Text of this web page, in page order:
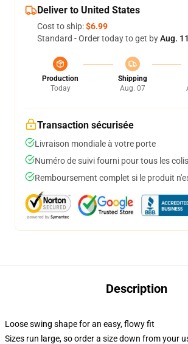
Deliver to United States
Cost to ship:$6.99
Standard - Order today to get byAug.
Production
Today
Shipping
Aug. 07
Transaction sécurisée
Livraison mondiale à votre porte
Numéro de suivi fourni pour tous les colis
Remboursement complet si le produit
Description
Loose swing shape for an easy, flowy fit
Sizes run large, so order a size down from your